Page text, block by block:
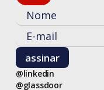
@linkedin
@glassdoor